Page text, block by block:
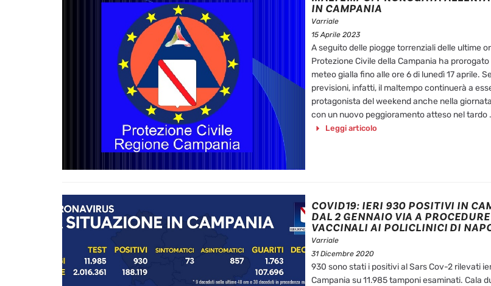
IN CAMPANIA
Varriale
15 Aprile 2023
A seguito delle piogge torrenziali delle ultime
Protezione Civile della Campania ha prorogato
meteo gialla fino alle ore 6 di lunedì 17 aprile.
previsioni, infatti, il maltempo continuerà a
protagonista del weekend anche nella
con un nuovo peggioramento atteso nel tardo
Leggi articolo
COVID19: IERI 930 POSITIVI IN
DAL 2 GENNAIO VIA A PROCEDURE
VACCINALI AI POLICLINICI DI
Varriale
31 Dicembre 2020
930 sono stati i positivi al Sars Cov-2 rilevati
Campania su 11.985 tamponi esaminati. Cala